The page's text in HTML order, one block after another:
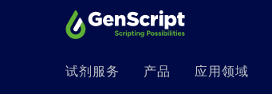
试剂服务 产品 应用领域